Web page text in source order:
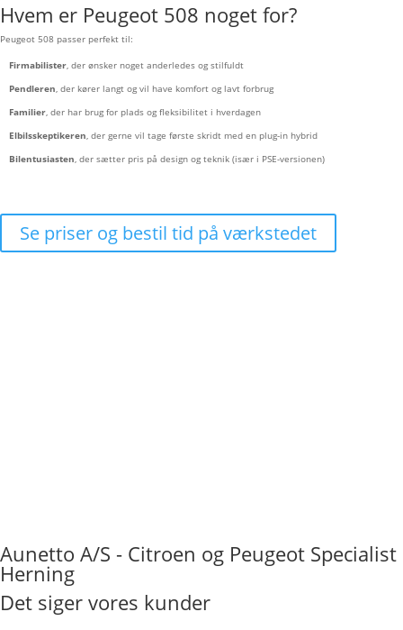
Hvem er Peugeot 508 noget for?
Peugeot 508 passer perfekt til:
Firmabilister , der ønsker noget anderledes og stilfuldt
Pendleren , der kører langt og vil have komfort og lavt forbrug
Familier , der har brug for plads og fleksibilitet i hverdagen
Elbilsskeptikeren , der gerne vil tage første skridt med en plug-in hybrid
Bilentusiasten , der sætter pris på design og teknik (især i PSE-versionen)
Se priser og bestil tid på værkstedet
Aunetto A/S - Citroen og Peugeot Specialist
Herning
Det siger vores kunder